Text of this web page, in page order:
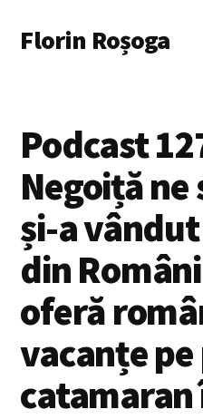
main
menu
Florin Roșoga
Podcast
Negoiță ne
și-a
din
oferă
vacanțe
catamaran